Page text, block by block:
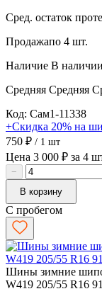
Сред. остаток
Продажапо 4 шт.
Наличие В
Средняя Средняя
Код: Сам1-11338
+Скидка 20% на
750 ₽ / 1 шт
Цена 3 000 ₽ за 4
−
В корзину
С пробегом
Шины зимние
W419 205/55 R16